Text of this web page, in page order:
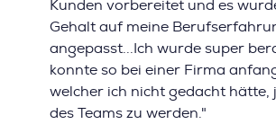
Kunden vorbereitet und es
Gehalt auf meine
angepasst...Ich wurde super
konnte so bei einer Firma
welcher ich nicht gedacht hätte,
des Teams zu werden."